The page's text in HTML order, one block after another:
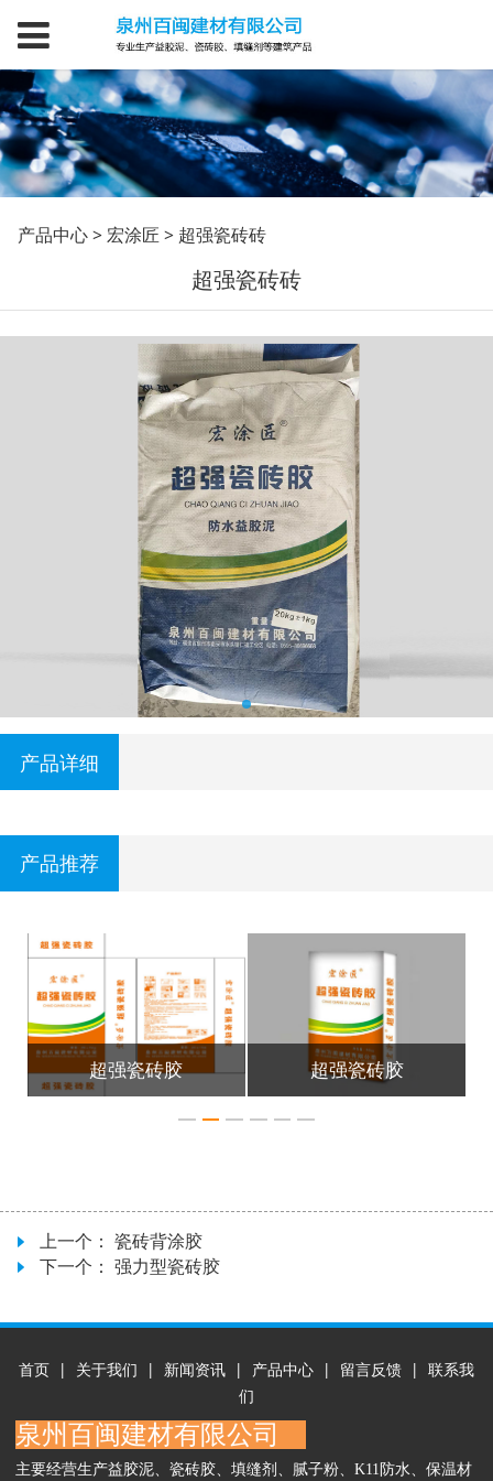
超强瓷砖砖
产品中心>宏涂匠 > 超强瓷砖砖
超强瓷砖砖
产品详细
产品推荐
超强瓷砖胶 超强瓷砖胶
上一个： 瓷砖背涂胶
下一个： 强力型瓷砖胶
首页 | 关于我们 | 新闻资讯 | 产品中心 | 留言反馈 | 联系我
们
泉州百闽建材有限公司
主要经营生产益胶泥、瓷砖胶、填缝剂、腻子粉、K11防水、保温材